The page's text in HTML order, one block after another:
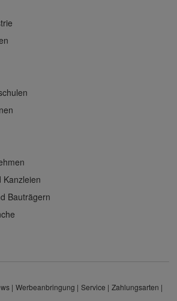
Kanzleien
Bauträgern
Werbeanbringung Service
Zahlungsarten